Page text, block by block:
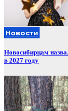
Новости
Новосибирцам
в 2027 году